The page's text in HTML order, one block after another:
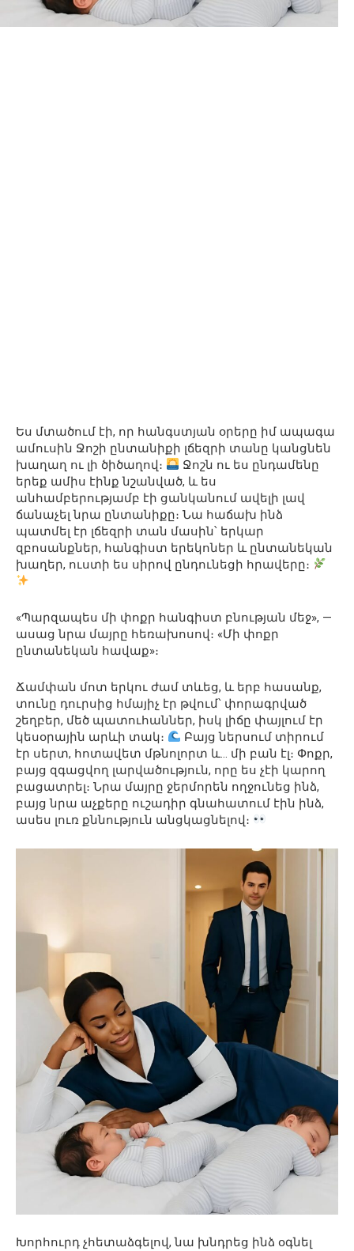
Ես մտածում էի, որ հանգստյան օրերը իմ ապագա
ամուսին Ջոշի ընտանիքի լճեզրի տանը կանցնեն
խաղաղ ու լի ծիծաղով։
Ջոշն ու ես ընդամենը
երեք ամիս էինք նշանված, և ես
անհամբերությամբ էի ցանկանում ավելի լավ
ճանաչել նրա ընտանիքը։ Նա հաճախ ինձ
պատմել էր լճեզրի տան մասին՝ երկար
զբոսանքներ, հանգիստ երեկոներ և ընտանեկան
խաղեր, ուստի ես սիրով ընդունեցի հրավերը։
«Պարզապես մի փոքր հանգիստ բնության մեջ», —
ասաց նրա մայրը հեռախոսով։ «Մի փոքր
ընտանեկան հավաք»։
Ճամփան մոտ երկու ժամ տևեց, և երբ հասանք,
տունը դուրսից հմայիչ էր թվում՝ փորագրված
շեղբեր, մեծ պատուհաններ, իսկ լիճը փայլում էր
կեսօրային արևի տակ։
Բայց ներսում տիրում
էր սերտ, հոտավետ մթնոլորտ և… մի բան էլ։ Փոքր,
բայց զգացվող լարվածություն, որը ես չէի կարող
բացատրել։ Նրա մայրը ջերմորեն ողջունեց ինձ,
բայց նրա աչքերը ուշադիր գնահատում էին ինձ,
ասես լուռ քննություն անցկացնելով։
Խորհուրդ չհետաձգելով, նա խնդրեց ինձ օգնել